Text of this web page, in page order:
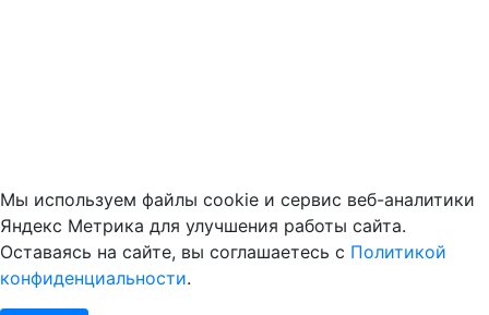
Мы используем файлы cookie и сервис веб-аналитики
Яндекс Метрика для улучшения работы сайта.
Оставаясь на сайте, вы соглашаетесь с Политикой
конфиденциальности.